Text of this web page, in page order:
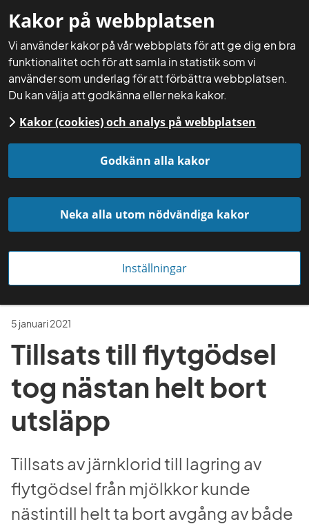
Kakor på webbplatsen
Vi använder kakor på vår webbplats för att ge dig en bra
funktionalitet och för att samla in statistik som vi
använder som underlag för att förbättra webbplatsen.
Du kan välja att godkänna eller neka kakor.
Kakor (cookies) och analys på webbplatsen
Godkänn alla kakor
Neka alla utom nödvändiga kakor
Inställningar
Mina sidor
Startsida Aktuellt Nyheter
Foto: Mårten Svensson
5 januari 2021
Tillsats till flytgödsel
tog nästan helt bort
utsläpp
Tillsats av järnklorid till lagring av
flytgödsel från mjölkkor kunde
nästintill helt ta bort avgång av både